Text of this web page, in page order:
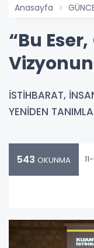
Anasayfa
“Bu
Vizyonun
İSTİHBARAT,
YENİDEN
543 OKUNMA